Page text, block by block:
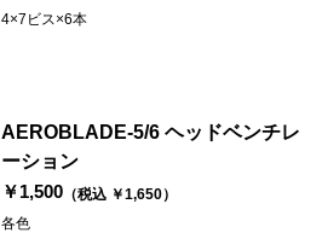
4×7ビス×6本
AEROBLADE-5/6 ヘッドベンチレ
ーション
￥1,500 （税込 ￥1,650）
各色